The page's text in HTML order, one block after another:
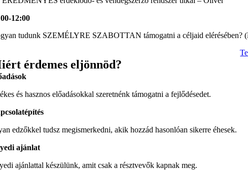
12:00
tudunk SZEMÉLYRE SZABOTTAN támogatni a céljaid elérésében?
érdemes eljönnöd?
és hasznos előadásokkal szeretnénk támogatni a fejlődésedet.
edzőkkel tudsz megismerkedni, akik hozzád hasonlóan sikerre éhesek.
ajánlat
ajánlattal készülünk, amit csak a résztvevők kapnak meg.